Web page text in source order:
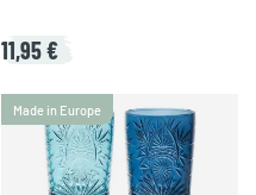
11,95 €
Made in Europe